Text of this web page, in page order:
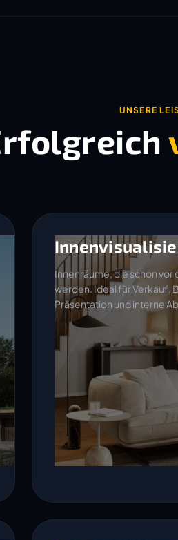
UNSERE
Innenräume, die schon vor
werden. Ideal für Verkauf,
Präsentation und interne